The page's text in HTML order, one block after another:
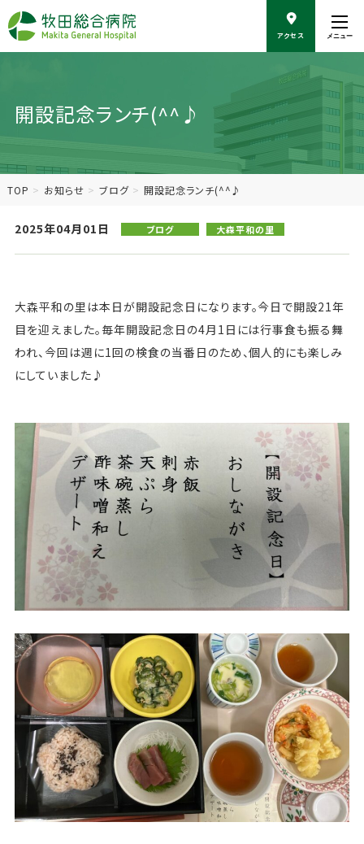
本
文
動
アクセス メニュー
開設記念ランチ(^^♪
TOP お知らせ ブログ 開設記念ランチ(^^♪
2025年04月01日 ブログ 大森平和の里
大森平和の里は本日が開設記念日になります。今日で開設21年
目を迎えました。毎年開設記念日の4月1日には行事食も振る舞
われ、今回は週に1回の検食の当番日のため、個人的にも楽しみ
にしていました♪